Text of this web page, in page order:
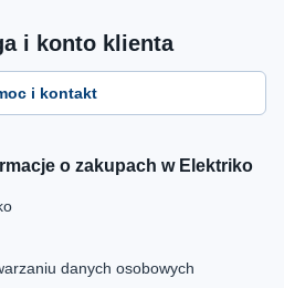
i konto klienta
i kontakt
o zakupach w Elektriko
danych osobowych